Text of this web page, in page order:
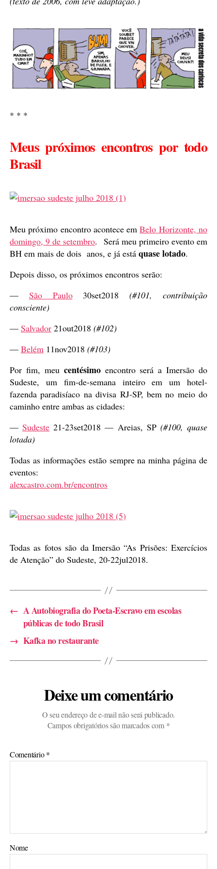
* * *
Meus próximos encontros por todo
Brasil
Meu próximo encontro acontece emBelo Horizonte, no
domingo, 9 de setembro. Será meu primeiro evento em
BH em mais de dois anos, e já está quase lotado.
Depois disso, os próximos encontros serão:
— São Paulo30set2018(#101, contribuição
consciente)
— Salvador 21out2018 (#102)
— Belém 11nov2018 (#103)
Por fim, meu centésimoencontro será a Imersão do
Sudeste, um fim-de-semana inteiro em um hotel-
fazenda paradisíaco na divisa RJ-SP, bem no meio do
caminho entre ambas as cidades:
—Sudeste 21-23set2018 — Areias, SP (#100, quase
lotada)
Todas as informações estão sempre na minha página de
eventos:
alexcastro.com.br/encontros
Todas as fotos são da Imersão “As Prisões: Exercícios
de Atenção” do Sudeste, 20-22jul2018.
← A Autobiografia do Poeta-Escravo em escolas
públicas de todo Brasil
→ Kafka no restaurante
Deixe um comentário
O seu endereço de e-mail não será publicado.
Campos obrigatórios são marcados com *
Comentário*
Nome